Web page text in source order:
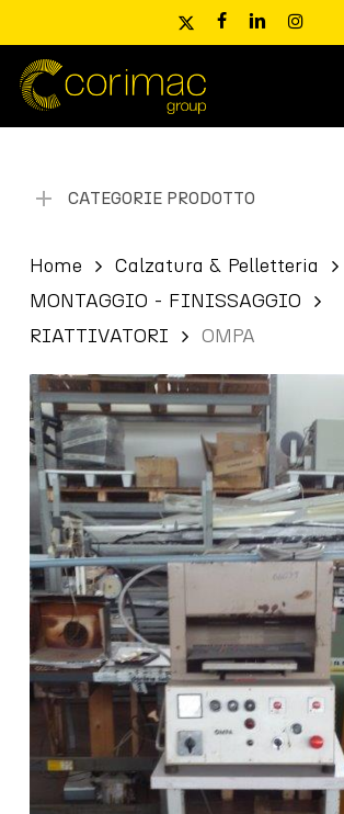
main
content
x-
facebooklinkedininstagram
Ricerca
prodotti
CATEGORIE PRODOTTO
Home
Calzatura & Pelletteria
MONTAGGIO - FINISSAGGIO
RIATTIVATORI
OMPA